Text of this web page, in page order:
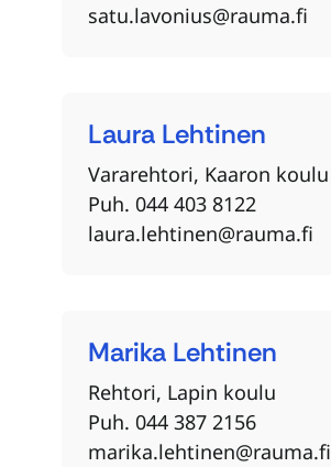
satu.lavonius@rauma.fi
Lehtinen
Laura
Vararehtori, Kaaron koulu
Puh. 044 403 8122
laura.lehtinen@rauma.fi
Lehtinen
Marika
Rehtori, Lapin koulu
Puh. 044 387 2156
marika.lehtinen@rauma.fi